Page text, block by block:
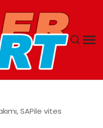
SAPile vites